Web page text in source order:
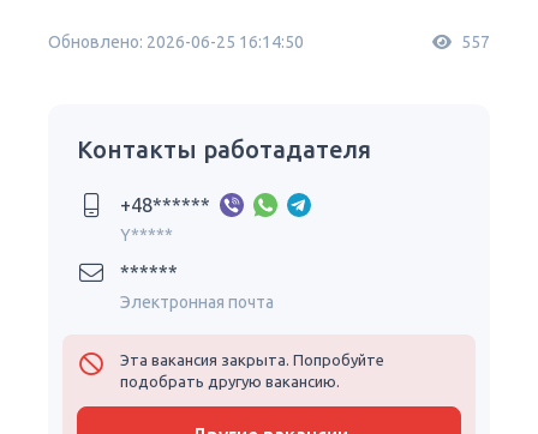
Обновлено: 2026-06-25 16:14:50 557
Контакты работадателя
+48******
Y*****
******
Электронная почта
Эта вакансия закрыта. Попробуйте
подобрать другую вакансию.